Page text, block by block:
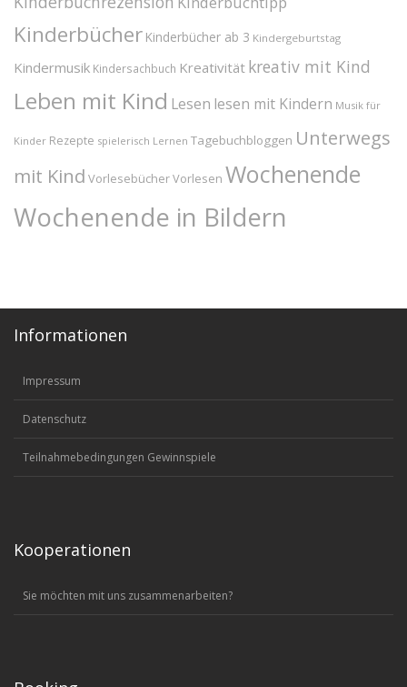
Kinderbücher Kinderbücher ab 3 Kindergeburtstag
Kindermusik Kindersachbuch Kreativität kreativ mit Kind
Leben mit Kind Lesen lesen mit Kindern Musik für
Kinder Rezepte spielerisch Lernen Tagebuchbloggen Unterwegs
mit Kind VorlesebücherVorlesen Wochenende
Wochenende in Bildern
Informationen
Impressum
Datenschutz
Teilnahmebedingungen Gewinnspiele
Kooperationen
Sie möchten mit uns zusammenarbeiten?